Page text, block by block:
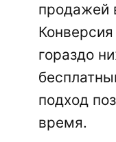
продажей
гораздо
подход
время.